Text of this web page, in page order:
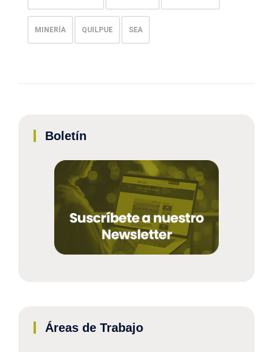
MINERÍA QUILPUE SEA
Boletín
Áreas de Trabajo